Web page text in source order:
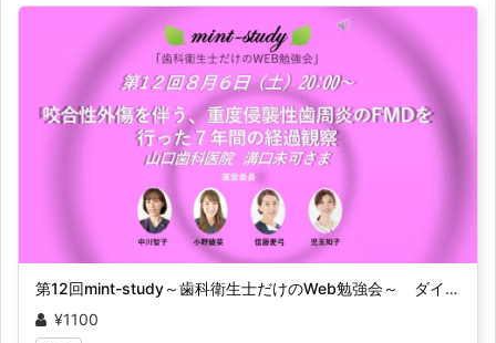
第12回mint-study～歯科衛生士だけのWeb勉強会～ ダイジェスト
¥1100